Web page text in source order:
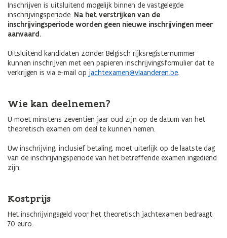
Inschrijven is uitsluitend mogelijk binnen de vastgelegde
inschrijvingsperiode. Na het verstrijken van de
inschrijvingsperiode worden geen nieuwe inschrijvingen meer
aanvaard.
Uitsluitend kandidaten zonder Belgisch rijksregisternummer
kunnen inschrijven met een papieren inschrijvingsformulier dat te
verkrijgen is via e-mail op jachtexamen@vlaanderen.be.
Wie kan deelnemen?
U moet minstens zeventien jaar oud zijn op de datum van het
theoretisch examen om deel te kunnen nemen.
Uw inschrijving, inclusief betaling, moet uiterlijk op de laatste dag
van de inschrijvingsperiode van het betreffende examen ingediend
zijn.
Kostprijs
Het inschrijvingsgeld voor het theoretisch jachtexamen bedraagt
70 euro.